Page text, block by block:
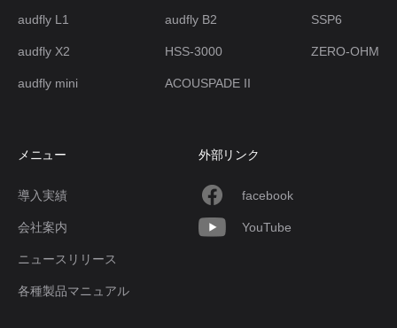
audfly L1
audfly X2
audfly mini
audfly B2
HSS-3000
ACOUSPADE II
SSP6
ZERO-OHM
メニュー
導入実績
会社案内
ニュースリリース
各種製品マニュアル
外部リンク
facebook
YouTube